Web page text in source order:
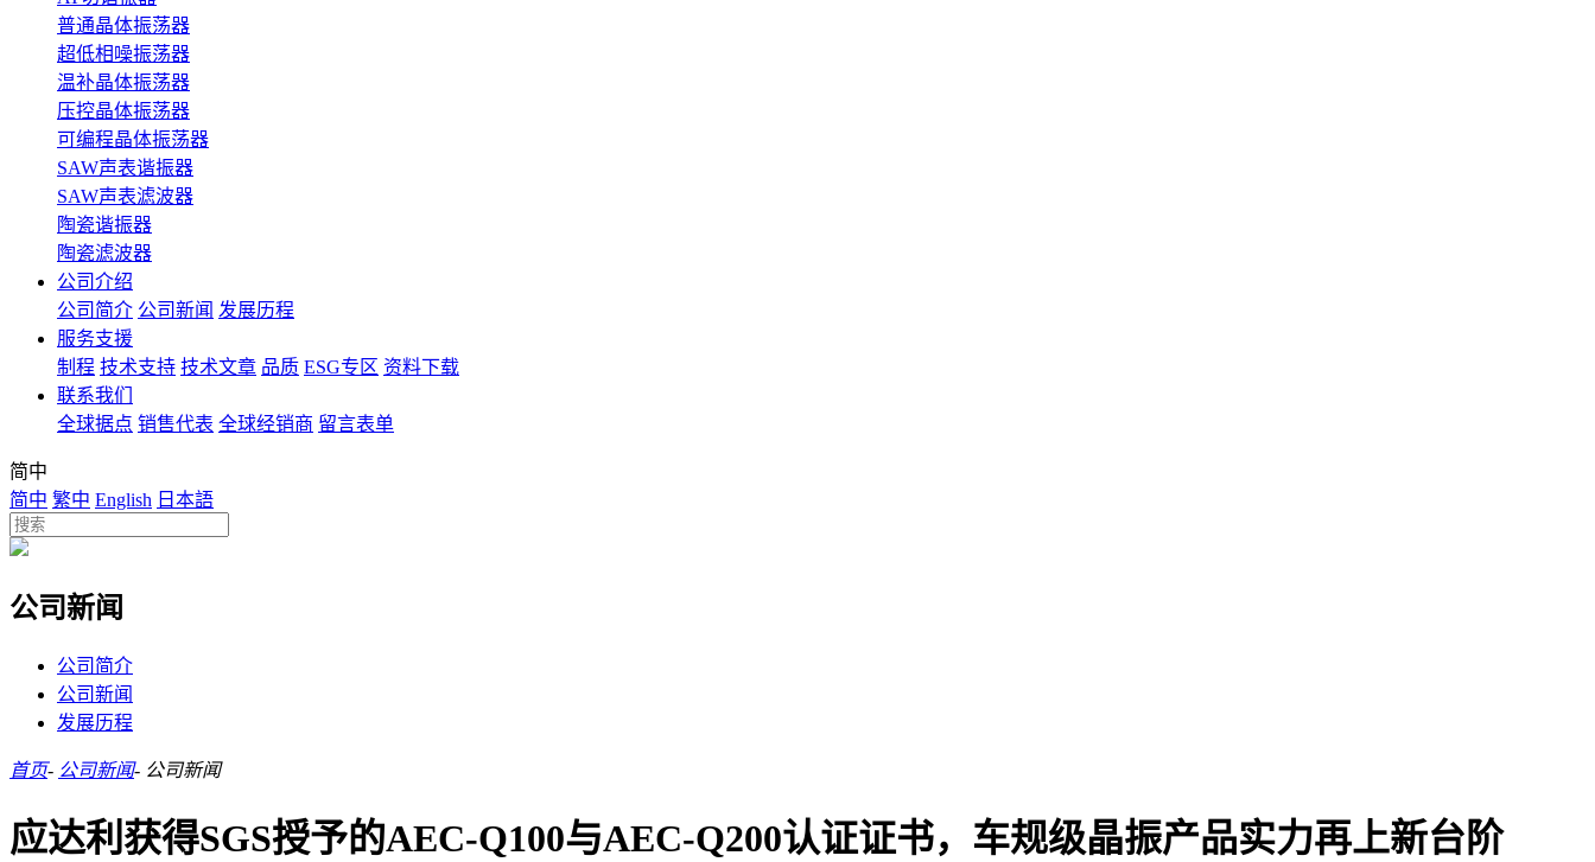
普通晶体振荡器
超低相噪振荡器
温补晶体振荡器
压控晶体振荡器
可编程晶体振荡器
SAW声表谐振器
SAW声表滤波器
陶瓷谐振器
陶瓷滤波器
公司介绍
公司简介 公司新闻 发展历程
服务支援
制程 技术支持 技术文章 品质 ESG专区 资料下载
联系我们
全球据点 销售代表 全球经销商 留言表单
简中
简中 繁中 English 日本語
公司新闻
公司简介
公司新闻
发展历程
首页- 公司新闻- 公司新闻
应达利获得SGS授予的AEC-Q100与AEC-Q200认证证书，车规级晶振产品实力再上新台阶